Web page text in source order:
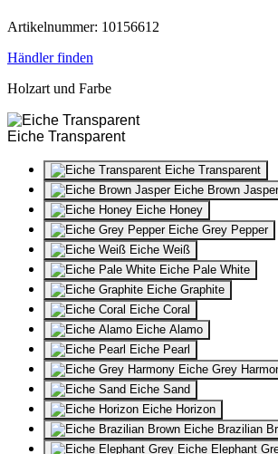
Artikelnummer: 10156612
Händler finden
Holzart und Farbe
Eiche Transparent
Eiche Transparent
Eiche Brown Jasper
Eiche Honey
Eiche Grey Pepper
Eiche Weiß
Eiche Pale White
Eiche Graphite
Eiche Coral
Eiche Alamo
Eiche Pearl
Eiche Grey
Eiche Sand
Eiche Horizon
Eiche Brazilian
Eiche Elephant